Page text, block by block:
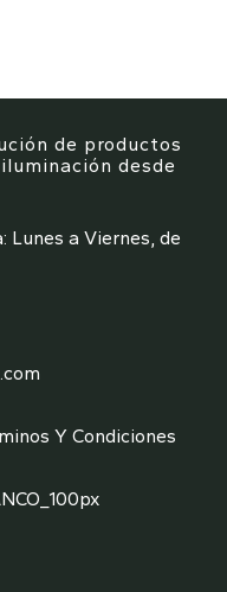
de productos
desde
Lunes a Viernes, de
Y Condiciones